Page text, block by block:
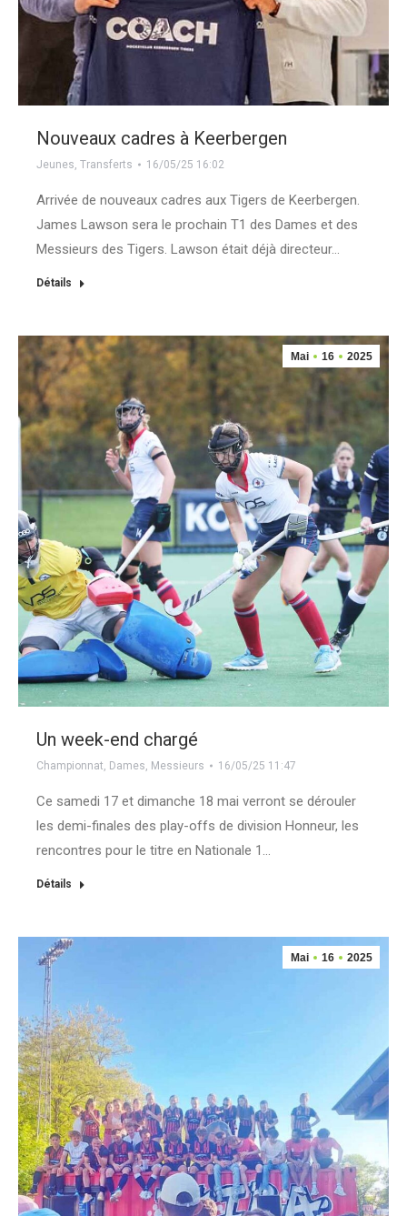
Nouveaux cadres à Keerbergen
Jeunes, Transferts 16/05/25 16:02
Arrivée de nouveaux cadres aux Tigers de Keerbergen.
James Lawson sera le prochain T1 des Dames et des
Messieurs des Tigers. Lawson était déjà directeur…
Détails
Mai 16 2025
Un week-end chargé
Championnat, Dames, Messieurs 16/05/25 11:47
Ce samedi 17 et dimanche 18 mai verront se dérouler
les demi-finales des play-offs de division Honneur, les
rencontres pour le titre en Nationale 1…
Détails
Mai 16 2025